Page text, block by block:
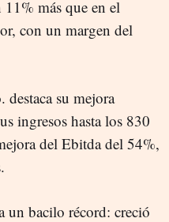
más que en el
con un margen del
destaca su mejora
ingresos hasta los 830
del Ebitda del 54%,
un bacilo récord: creció